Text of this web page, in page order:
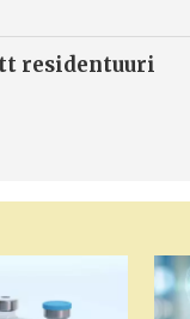
residentuuri